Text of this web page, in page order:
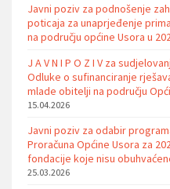
Javni poziv za podnošenje
poticaja za unaprjeđenje
na području općine Usora u
J A V N I P O Z I V za
Odluke o sufinanciranje
mlade obitelji na području
15.04.2026
Javni poziv za odabir
Proračuna Općine Usora za
fondacije koje nisu
25.03.2026